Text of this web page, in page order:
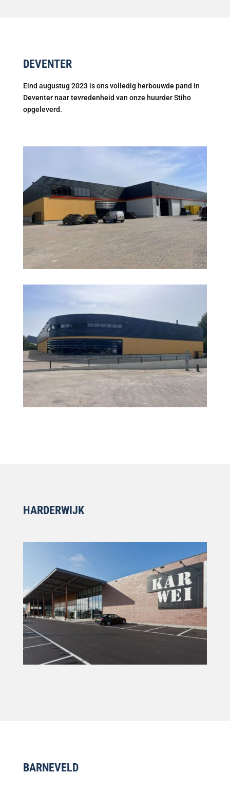
DEVENTER
Eind augustug 2023 is ons volledig herbouwde pand in
Deventer naar tevredenheid van onze huurder Stiho
opgeleverd.
HARDERWIJK
BARNEVELD